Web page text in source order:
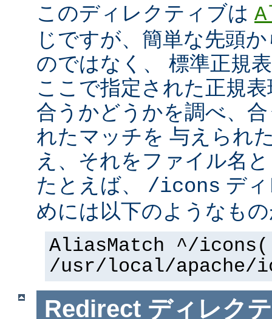
このディレクティブは
じですが、簡単な先頭
のではなく、 標準正規
ここで指定された正規
合うかどうかを調べ、
れたマッチを 与えられ
え、それをファイル名
たとえば、 /icons デ
めには以下のようなも
AliasMatch ^/
/usr/local/apache/
Redirect ディレク